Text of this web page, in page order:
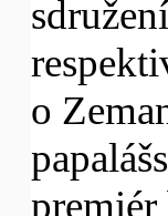
o
premiér